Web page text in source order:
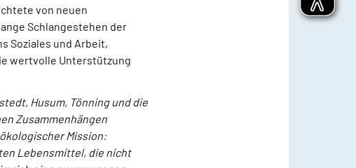
von neuen
Schlangestehen der
Soziales und Arbeit,
wertvolle Unterstützung
Husum, Tönning und die
Zusammenhängen
Mission:
Lebensmittel, die nicht